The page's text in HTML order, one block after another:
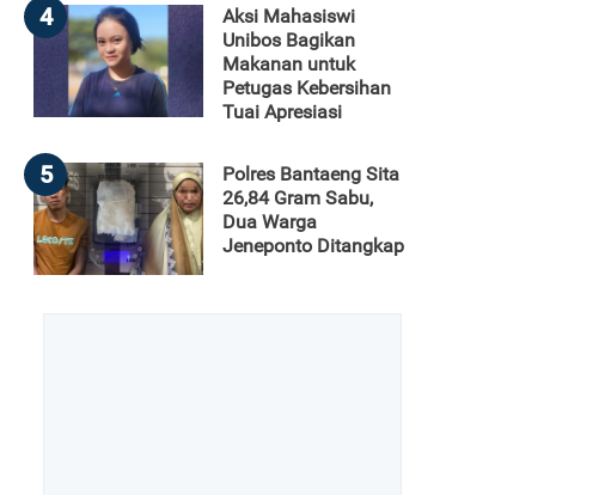
4
Aksi Mahasiswi
Unibos Bagikan
Makanan untuk
Petugas Kebersihan
Tuai Apresiasi
5
Polres Bantaeng Sita
26,84 Gram Sabu,
Dua Warga
Jeneponto Ditangkap